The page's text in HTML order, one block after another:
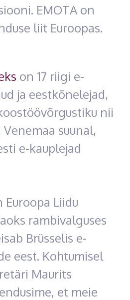
EMOTA on
liit Euroopas.
on 17 riigi e-
ja eestkõnelejad,
nii
suunal,
e-kauplejad
Euroopa Liidu
rambivalguses
Brüsselis e-
eest. Kohtumisel
Maurits
et meie